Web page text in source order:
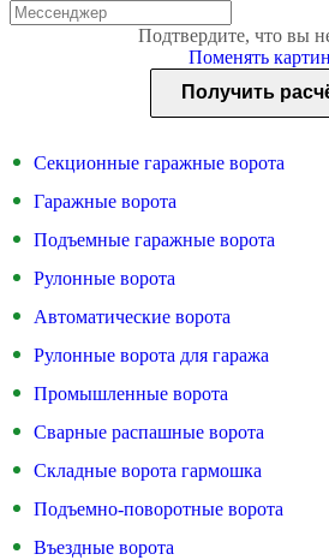
Подтвердите, что вы
Поменять
Получить
Секционные гаражные ворота
Гаражные ворота
Подъемные гаражные ворота
Рулонные ворота
Автоматические ворота
Рулонные ворота для гаража
Промышленные ворота
Сварные распашные ворота
Складные ворота гармошка
Подъемно-поворотные ворота
Въездные ворота